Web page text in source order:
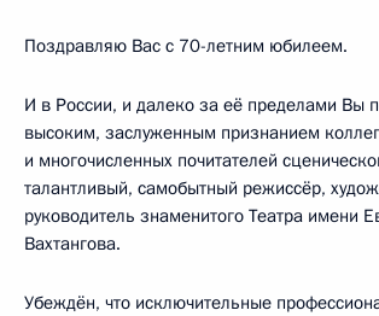
Поздравляю Вас с 70-летним юбилеем.
И в России, и далеко за её пределами Вы
высоким, заслуженным признанием коллег
и многочисленных почитателей
талантливый, самобытный режиссёр,
руководитель знаменитого Театра имени
Вахтангова.
Убеждён, что исключительные